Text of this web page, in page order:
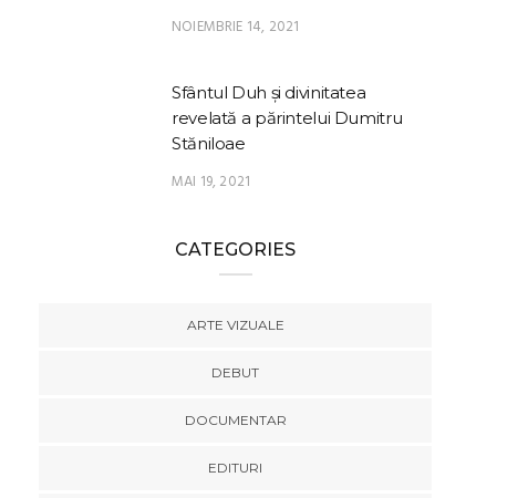
NOIEMBRIE 14, 2021
Sfântul Duh și divinitatea
revelată a părintelui Dumitru
Stăniloae
MAI 19, 2021
CATEGORIES
ARTE VIZUALE
DEBUT
DOCUMENTAR
EDITURI